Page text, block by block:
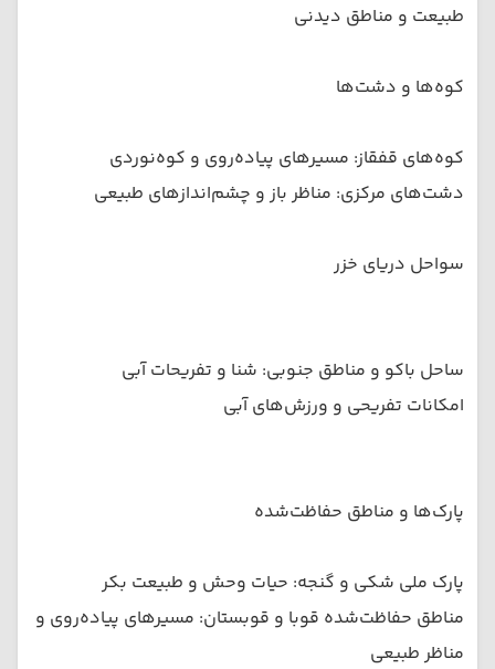
طبیعت و مناطق دیدنی
کوه‌ها و دشت‌ها
کوه‌های قفقاز: مسیرهای پیاده‌روی و کوه‌نوردی
دشت‌های مرکزی: مناظر باز و چشم‌اندازهای طبیعی
سواحل دریای خزر
ساحل باکو و مناطق جنوبی: شنا و تفریحات آبی
امکانات تفریحی و ورزش‌های آبی
پارک‌ها و مناطق حفاظت‌شده
پارک ملی شکی و گنجه: حیات وحش و طبیعت بکر
مناطق حفاظت‌شده قوبا و قوبستان: مسیرهای پیاده‌روی و
مناظر طبیعی